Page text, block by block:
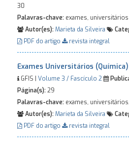
30
Palavras-chave: exames, universitários
Autor(es):Marieta da Silveira
PDF do artigo
revista integral
Exames Universitários (Química)
GFIS | Volume 3 / Fascículo 2
Página(s):29
Palavras-chave: exames,
Autor(es):Marieta da Silveira
PDF do artigo
revista integral